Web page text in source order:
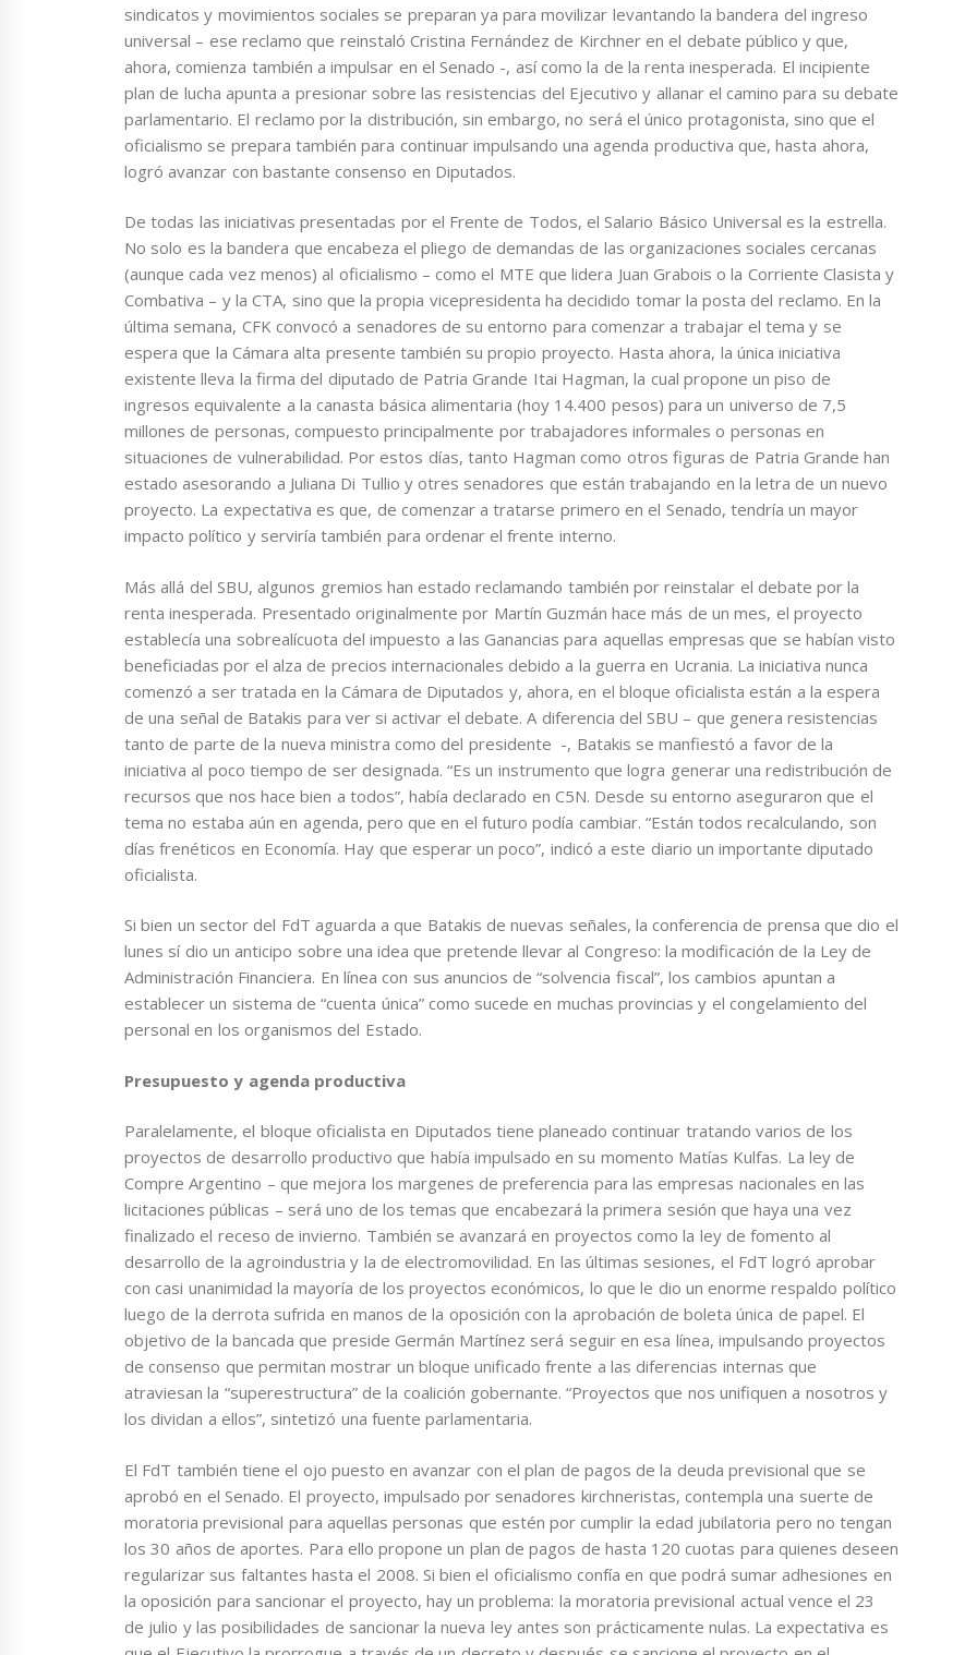
sindicatos y movimientos sociales se preparan ya para movilizar levantando la bandera del ingreso
universal – ese reclamo que reinstaló Cristina Fernández de Kirchner en el debate público y que,
ahora, comienza también a impulsar en el Senado -, así como la de la renta inesperada. El incipiente
plan de lucha apunta a presionar sobre las resistencias del Ejecutivo y allanar el camino para su debate
parlamentario. El reclamo por la distribución, sin embargo, no será el único protagonista, sino que el
oficialismo se prepara también para continuar impulsando una agenda productiva que, hasta ahora,
logró avanzar con bastante consenso en Diputados.
De todas las iniciativas presentadas por el Frente de Todos, el Salario Básico Universal es la estrella.
No solo es la bandera que encabeza el pliego de demandas de las organizaciones sociales cercanas
(aunque cada vez menos) al oficialismo – como el MTE que lidera Juan Grabois o la Corriente Clasista y
Combativa – y la CTA, sino que la propia vicepresidenta ha decidido tomar la posta del reclamo. En la
última semana, CFK convocó a senadores de su entorno para comenzar a trabajar el tema y se
espera que la Cámara alta presente también su propio proyecto. Hasta ahora, la única iniciativa
existente lleva la firma del diputado de Patria Grande Itai Hagman, la cual propone un piso de
ingresos equivalente a la canasta básica alimentaria (hoy 14.400 pesos) para un universo de 7,5
millones de personas, compuesto principalmente por trabajadores informales o personas en
situaciones de vulnerabilidad. Por estos días, tanto Hagman como otros figuras de Patria Grande han
estado asesorando a Juliana Di Tullio y otres senadores que están trabajando en la letra de un nuevo
proyecto. La expectativa es que, de comenzar a tratarse primero en el Senado, tendría un mayor
impacto político y serviría también para ordenar el frente interno.
Más allá del SBU, algunos gremios han estado reclamando también por reinstalar el debate por la
renta inesperada. Presentado originalmente por Martín Guzmán hace más de un mes, el proyecto
establecía una sobrealícuota del impuesto a las Ganancias para aquellas empresas que se habían visto
beneficiadas por el alza de precios internacionales debido a la guerra en Ucrania. La iniciativa nunca
comenzó a ser tratada en la Cámara de Diputados y, ahora, en el bloque oficialista están a la espera
de una señal de Batakis para ver si activar el debate. A diferencia del SBU – que genera resistencias
tanto de parte de la nueva ministra como del presidente -, Batakis se manfiestó a favor de la
iniciativa al poco tiempo de ser designada. “Es un instrumento que logra generar una redistribución de
recursos que nos hace bien a todos”, había declarado en C5N. Desde su entorno aseguraron que el
tema no estaba aún en agenda, pero que en el futuro podía cambiar. “Están todos recalculando, son
días frenéticos en Economía. Hay que esperar un poco”, indicó a este diario un importante diputado
oficialista.
Si bien un sector del FdT aguarda a que Batakis de nuevas señales, la conferencia de prensa que dio el
lunes sí dio un anticipo sobre una idea que pretende llevar al Congreso: la modificación de la Ley de
Administración Financiera. En línea con sus anuncios de “solvencia fiscal”, los cambios apuntan a
establecer un sistema de “cuenta única” como sucede en muchas provincias y el congelamiento del
personal en los organismos del Estado.
Presupuesto y agenda productiva
Paralelamente, el bloque oficialista en Diputados tiene planeado continuar tratando varios de los
proyectos de desarrollo productivo que había impulsado en su momento Matías Kulfas. La ley de
Compre Argentino – que mejora los margenes de preferencia para las empresas nacionales en las
licitaciones públicas – será uno de los temas que encabezará la primera sesión que haya una vez
finalizado el receso de invierno. También se avanzará en proyectos como la ley de fomento al
desarrollo de la agroindustria y la de electromovilidad. En las últimas sesiones, el FdT logró aprobar
con casi unanimidad la mayoría de los proyectos económicos, lo que le dio un enorme respaldo político
luego de la derrota sufrida en manos de la oposición con la aprobación de boleta única de papel. El
objetivo de la bancada que preside Germán Martínez será seguir en esa línea, impulsando proyectos
de consenso que permitan mostrar un bloque unificado frente a las diferencias internas que
atraviesan la “superestructura” de la coalición gobernante. “Proyectos que nos unifiquen a nosotros y
los dividan a ellos”, sintetizó una fuente parlamentaria.
El FdT también tiene el ojo puesto en avanzar con el plan de pagos de la deuda previsional que se
aprobó en el Senado. El proyecto, impulsado por senadores kirchneristas, contempla una suerte de
moratoria previsional para aquellas personas que estén por cumplir la edad jubilatoria pero no tengan
los 30 años de aportes. Para ello propone un plan de pagos de hasta 120 cuotas para quienes deseen
regularizar sus faltantes hasta el 2008. Si bien el oficialismo confía en que podrá sumar adhesiones en
la oposición para sancionar el proyecto, hay un problema: la moratoria previsional actual vence el 23
de julio y las posibilidades de sancionar la nueva ley antes son prácticamente nulas. La expectativa es